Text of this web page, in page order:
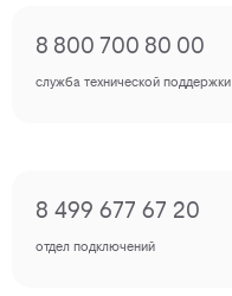
8 800 700 80 00
служба технической поддержки
8 499 677 67 20
отдел подключений